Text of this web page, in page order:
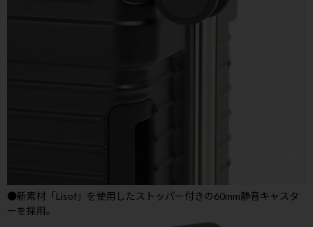
●新素材「Lisof」を使用したストッパー付きの60mm静音キャスタ
ーを採用。